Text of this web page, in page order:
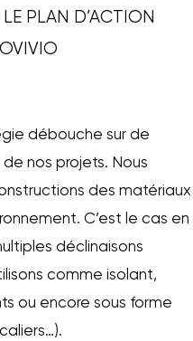
PLAN D’ACTION
débouche sur de
nos projets. Nous
des matériaux
C’est le cas en
déclinaisons
comme isolant,
ou encore sous forme